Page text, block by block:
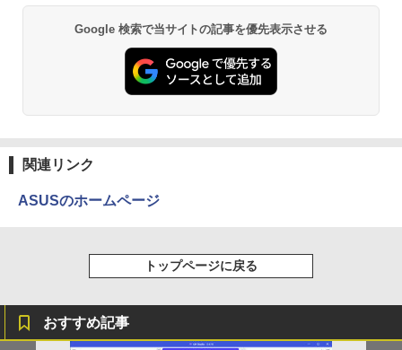
￥792
￥6,930
Anker Soundcore P40i オフホワイト
￥7,990
Anker Soundcore Liberty 5 アプリコットピ
ンク
￥-
BRUCE WAYNE feat. Flo Milli, ATL Jacob
[Explicit]
￥250
￥250
On My Road (Stadium ver.)
【Amazon.co.jp限定】 い・ろ・は・す 2L P
ET ラベルレス ×8本
￥1,112
ットル (Smart Basic)
by Amazon 炭酸水 ラベルレス 500ml ×24本
art Basic)
￥1,625
薬屋のひとりごと 17巻 (デジタル版ビッグガ
ンガンコミックス)
￥770
￥832
ONE PIECE モノクロ版 115 (ジャンプコミッ
クスDIGITAL)
￥594
Google 検索で当サイトの記事を優先表示させる
関連リンク
ASUSのホームページ
トップページに戻る
おすすめ記事